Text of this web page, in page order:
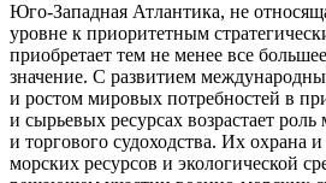
Юго-Западная Атлантика, не
уровне к приоритетным
приобретает тем не менее все
значение. С развитием
и ростом мировых потребностей в
и сырьевых ресурсах возрастает
и торгового судоходства. Их охрана
морских ресурсов и экологической